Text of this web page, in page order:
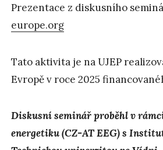
Prezentace z diskusního
europe.org
Tato aktivita je na UJEP
Evropě v roce 2025
Diskusní seminář proběhl v
energetiku (CZ-AT EEG) s